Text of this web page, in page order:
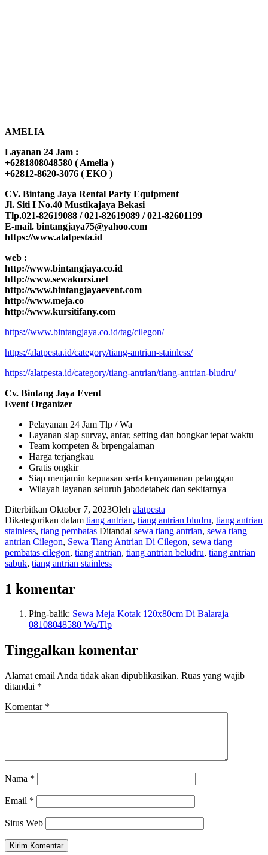
AMELIA
Layanan 24 Jam :
+6281808048580 ( Amelia )
+62812-8620-3076 ( EKO )
CV. Bintang Jaya Rental Party Equipment
Jl. Siti I No.40 Mustikajaya Bekasi
Tlp.021-82619088 / 021-82619089 / 021-82601199
E-mail. bintangjaya75@yahoo.com
https://www.alatpesta.id
web :
http://www.bintangjaya.co.id
http://www.sewakursi.net
http://www.bintangjayaevent.com
http://www.meja.co
http://www.kursitifany.com
https://www.bintangjaya.co.id/tag/cilegon/
https://alatpesta.id/category/tiang-antrian-stainless/
https://alatpesta.id/category/tiang-antrian/tiang-antrian-bludru/
Cv. Bintang Jaya Event
Event Organizer
Pelayanan 24 Jam Tlp / Wa
Layanan siap survay, antar, setting dan bongkar tepat waktu
Team kompeten & brpengalaman
Harga terjangkau
Gratis ongkir
Siap menjamin kepuasan serta kenyamanan pelanggan
Wilayah layanan seluruh jabodetabek dan sekitarnya
Diterbitkan Oktober 7, 2023Oleh alatpesta
Dikategorikan dalam tiang antrian, tiang antrian bludru, tiang antrian
stainless, tiang pembatas Ditandai sewa tiang antrian, sewa tiang
antrian Cilegon, Sewa Tiang Antrian Di Cilegon, sewa tiang
pembatas cilegon, tiang antrian, tiang antrian beludru, tiang antrian
sabuk, tiang antrian stainless
1 komentar
Ping-balik: Sewa Meja Kotak 120x80cm Di Balaraja |
08108048580 Wa/Tlp
Tinggalkan komentar
Alamat email Anda tidak akan dipublikasikan. Ruas yang wajib
ditandai *
Komentar *
Nama *
Email *
Situs Web